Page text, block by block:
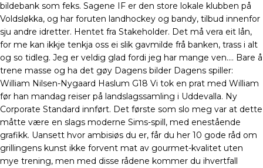
bildebank som feks. Sagene IF er den store lokale klubben på
Voldsløkka, og har foruten landhockey og bandy, tilbud innenfor
sju andre idretter. Hentet fra Stakeholder. Det må vera eit lån,
for me kan ikkje tenkja oss ei slik gavmilde frå banken, trass i alt
og so tidleg. Jeg er veldig glad fordi jeg har mange ven…. Bare å
trene masse og ha det gøy Dagens bilder Dagens spiller:
William Nilsen-Nygaard Haslum G18 Vi tok en prat med William
før han mandag reiser på landslagssamling i Uddevalla. Ny
Corporate Standard innført. Det første som slo meg var at dette
måtte være en slags moderne Sims-spill, med enestående
grafikk. Uansett hvor ambisiøs du er, får du her 10 gode råd om
grillingens kunst ikke forvent mat av gourmet-kvalitet uten
mye trening, men med disse rådene kommer du ihvertfall